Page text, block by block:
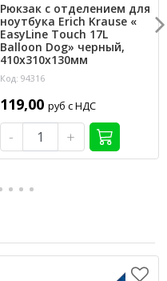
Рюкзак с отделением для
ноутбука Erich Krause «
EasyLine Touch 17L
Balloon Dog» черный,
410х310х130мм
Код: 94316
119,00 руб с НДС
- +